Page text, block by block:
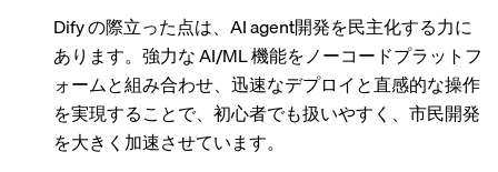
Dify の際立った点は、AI agent開発を民主化する力に
あります。強力な AI/ML 機能をノーコードプラットフ
ォームと組み合わせ、迅速なデプロイと直感的な操作
を実現することで、初心者でも扱いやすく、市民開発
を大きく加速させています。